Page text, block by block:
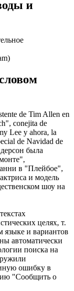
и
de Tim Allen en
conejita de
Lee y ahora, la
de Navidad de
была
в "Плейбое",
и модель
шоу на
целях, т.
языке и вариантов
автоматически
поиска на
ошибку в
"Сообщить о